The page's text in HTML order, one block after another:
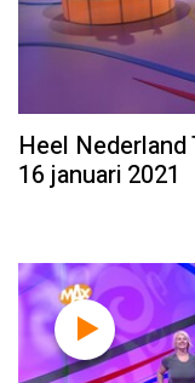
Heel
16 januari 2021